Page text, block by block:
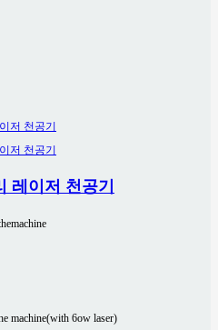
레이저 천공기
machine(with 6ow laser)